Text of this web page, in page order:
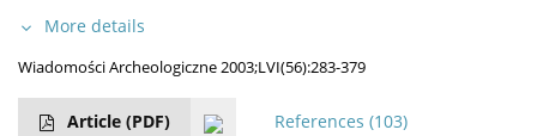
More details
Wiadomości Archeologiczne 2003;LVI(56):283-379
Article (PDF) References (103)